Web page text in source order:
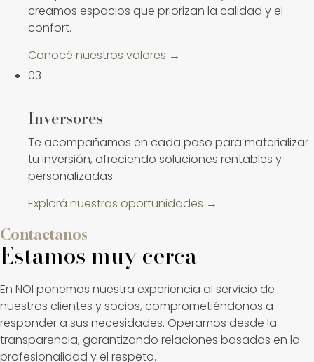
creamos espacios que priorizan la calidad y el
confort.
Conocé nuestros valores →
03
Inversores
Te acompañamos en cada paso para materializar
tu inversión, ofreciendo soluciones rentables y
personalizadas.
Explorá nuestras oportunidades →
Contactanos
Estamos muy cerca
En NOI ponemos nuestra experiencia al servicio de
nuestros clientes y socios, comprometiéndonos a
responder a sus necesidades. Operamos desde la
transparencia, garantizando relaciones basadas en la
profesionalidad y el respeto.